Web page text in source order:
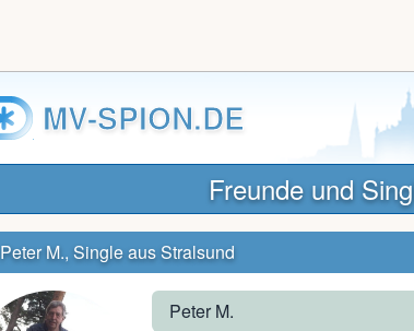
MV-SPION.DE
Freunde und
Peter M., Single aus Stralsund
Peter M.